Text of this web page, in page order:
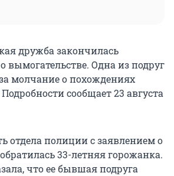
дружба закончилась
вымогательстве. Одна из подруг
молчание о похождениях
сообщает 23 августа
отдела полиции с заявлением о
33-летняя горожанка.
что ее бывшая подруга